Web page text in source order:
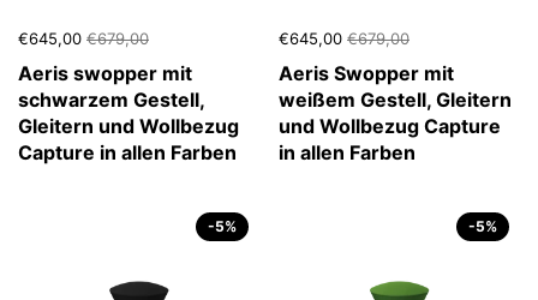
€645,00 €679,00
Aeris swopper mit
schwarzem Gestell,
Gleitern und Wollbezug
Capture in allen Farben
€645,00 €679,00
Aeris Swopper mit
weißem Gestell, Gleitern
und Wollbezug Capture
in allen Farben
-5% -5%